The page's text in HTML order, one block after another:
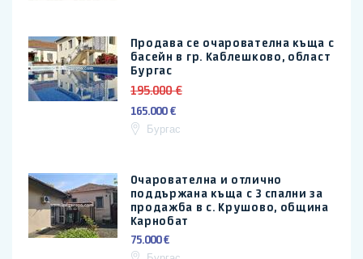
Продава се очарователна къща с
басейн в гр. Каблешково, област
Бургас
195.000 €
165.000 €
Бургас
Очарователна и отлично
поддържана къща с 3 спални за
продажба в с. Крушово, община
Карнобат
75.000 €